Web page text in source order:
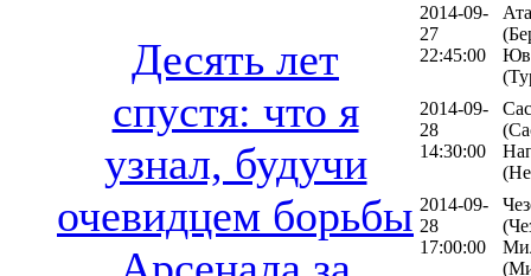
Десять лет
спустя: что я
узнал, будучи
очевидцем борьбы
2014-09-
27
22:45:00
2014-09-
28
14:30:00
2014-09-
28
17:00:00